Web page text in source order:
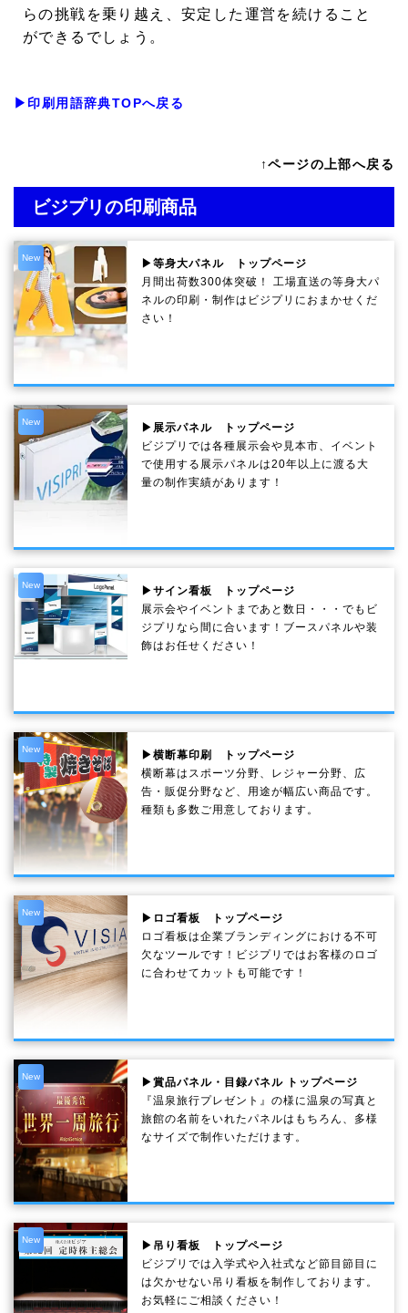
らの挑戦を乗り越え、安定した運営を続けること
ができるでしょう。
▶印刷用語辞典TOPへ戻る
↑ページの上部へ戻る
ビジプリの印刷商品
New
▶等身大パネル トップページ
月間出荷数300体突破！ 工場直送の等身大パ
ネルの印刷・制作は ビジプリ におまかせくだ
さい！
New
▶展示パネル トップページ
ビジプリでは各種展示会や見本市、イベント
で使用する展示パネルは20年以上に渡る大
量の制作実績があります！
New
▶サイン看板 トップページ
展示会やイベントまであと数日・・・でもビ
ジプリなら間に合います！ブースパネルや装
飾はお任せください！
New
▶横断幕印刷 トップページ
横断幕はスポーツ分野、レジャー分野、広
告・販促分野など、用途が幅広い商品です。
種類も多数ご用意しております。
New
▶ロゴ看板 トップページ
ロゴ看板は企業ブランディングにおける不可
欠なツールです！ビジプリではお客様のロゴ
に合わせてカットも可能です！
New
▶賞品パネル・目録パネル トップページ
『温泉旅行プレゼント』の様に温泉の写真と
旅館の名前をいれたパネルはもちろん、多様
なサイズで制作いただけます。
New
▶吊り看板 トップページ
ビジプリでは入学式や入社式など節目節目に
は欠かせない吊り看板を制作しております。
お気軽にご相談ください！